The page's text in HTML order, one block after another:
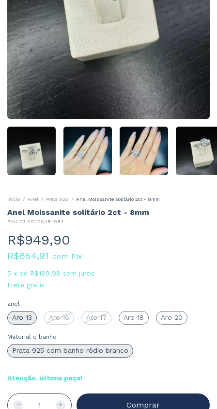
Início / Anel / Prata 925 / Anel Moissanite solitário 2ct - 8mm
Anel Moissanite solitário 2ct - 8mm
SKU: 23.001.0048.1084
R$949,90
R$854,91 com Pix
5 x de R$189,98 sem juros
Frete grátis
anel
Aro 13 Aro 16 Aro 17 Aro 18 Aro 20
Material e banho
Prata 925 com banho ródio branco
Atenção, última peça!